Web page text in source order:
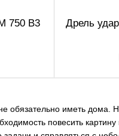
иметь дома.
повесить картину
750 B3
Дрель